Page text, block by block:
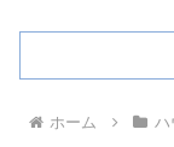
ホーム